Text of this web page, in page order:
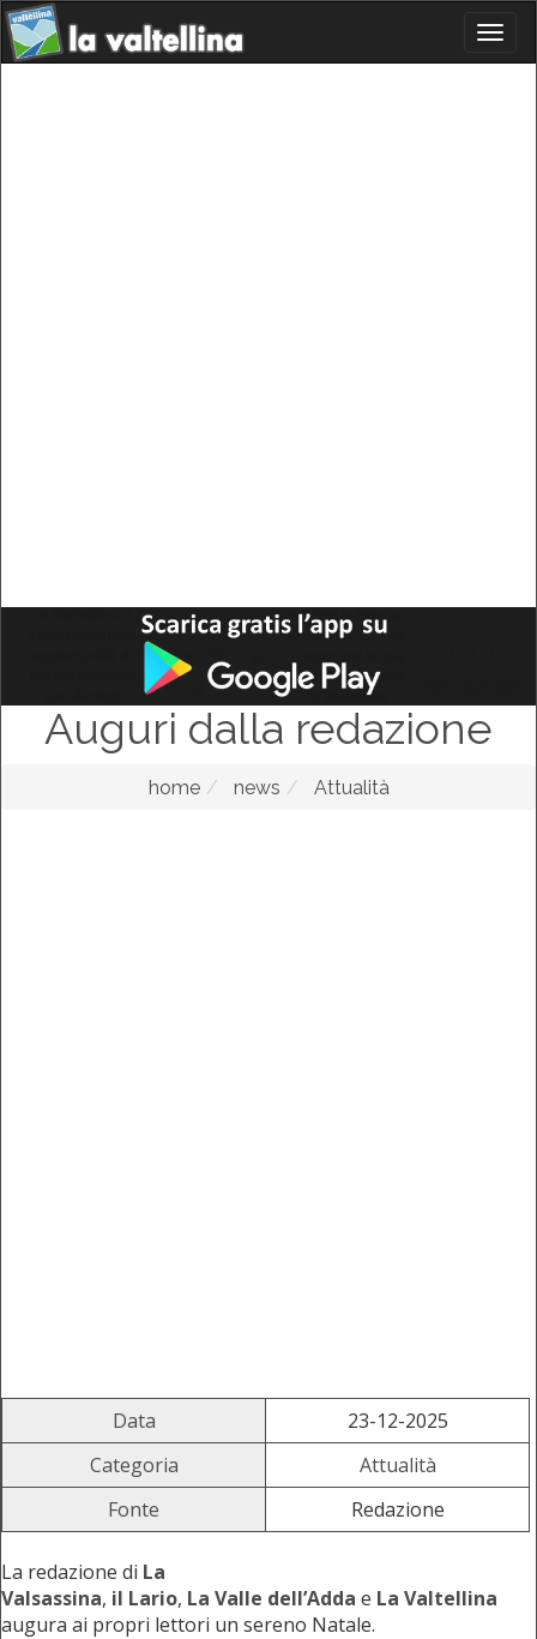
Auguri dalla redazione
home news Attualità
Data
23-12-2025
Categoria
Attualità
Fonte
Redazione
La redazione di La
Valsassina, il Lario, La Valle dell’Adda e La Valtellina
augura ai propri lettori un sereno Natale.